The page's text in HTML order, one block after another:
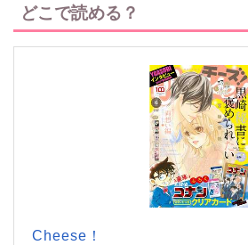
どこで読める？
Cheese！